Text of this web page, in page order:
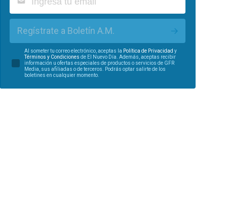
Regístrate a Boletín A.M.
Al someter tu correo electrónico, aceptas la Política de Privacidad y
Términos y Condiciones de El Nuevo Día. Además, aceptas recibir
información u ofertas especiales de productos o servicios de GFR
Media, sus afiliadas o de terceros. Podrás optar salirte de los
boletines en cualquier momento.